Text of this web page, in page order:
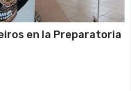
en la Preparatoria